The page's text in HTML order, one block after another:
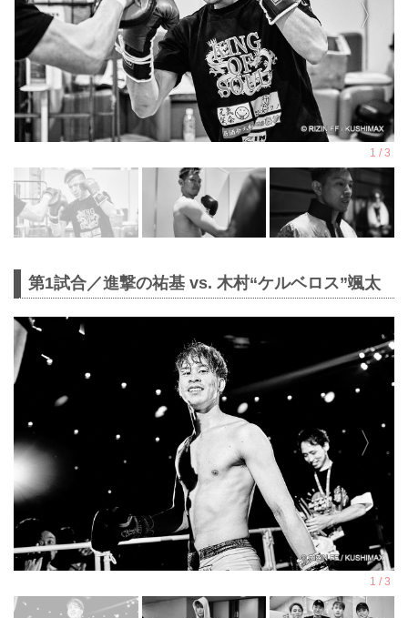
第1試合／進撃の祐基 vs. 木村“ケルベロス”颯太